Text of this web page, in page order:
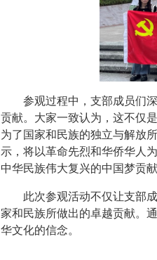
参观过程中，支部成员们
贡献。大家一致认为，这不仅
为了国家和民族的独立与解放
示，将以革命先烈和华侨华人
中华民族伟大复兴的中国梦贡
此次参观活动不仅让支部
家和民族所做出的卓越贡献。
华文化的信念。